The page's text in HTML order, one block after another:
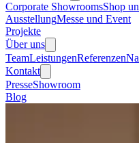
Corporate ShowroomsShop
AusstellungMesse und Event
Projekte
Über uns
TeamLeistungenReferenzen
Kontakt
PresseShowroom
Blog